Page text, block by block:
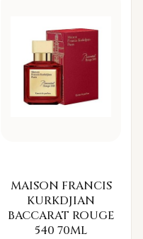
MAISON FRANCIS
KURKDJIAN
BACCARAT ROUGE
540 70ML